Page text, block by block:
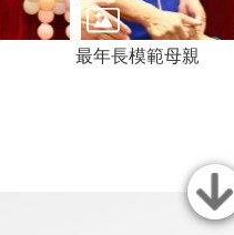
最年長模範母親
關閉